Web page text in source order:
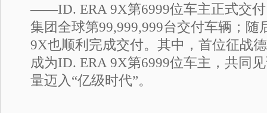
——ID. ERA 9X第6999位车主正式交
集团全球第99,999,999台交付车辆；随
9X也顺利完成交付。其中，首位征战
成为ID. ERA 9X第6999位车主，共同
量迈入“亿级时代”。